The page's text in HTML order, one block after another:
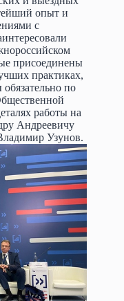
опыт и
с
присоединены
практиках,
по
работы на
Андреевичу
Узунов.